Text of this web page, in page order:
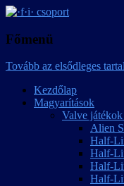
·f·i· csoport
Főmenü
Tovább az elsődleges
Kezdőlap
Magyarítások
Valve
Alien
Half-
Half-
Half-
Half-